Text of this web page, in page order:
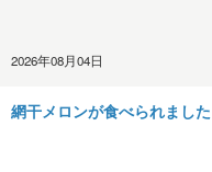
2026年08月04日
網干メロンが食べられました